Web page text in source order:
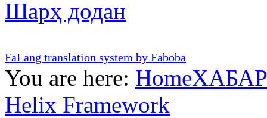
Шарҳ додан
FaLang translation system by Faboba
You are here: Home
Helix Framework